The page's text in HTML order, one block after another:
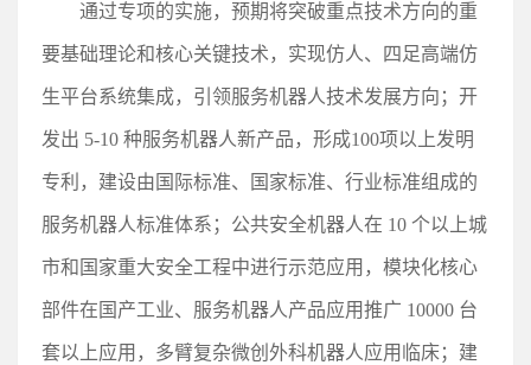
通过专项的实施，预期将突破重点技术方向的重
要基础理论和核心关键技术，实现仿人、四足高端仿
生平台系统集成，引领服务机器人技术发展方向；开
发出 5-10 种服务机器人新产品，形成100项以上发明
专利，建设由国际标准、国家标准、行业标准组成的
服务机器人标准体系；公共安全机器人在 10 个以上城
市和国家重大安全工程中进行示范应用，模块化核心
部件在国产工业、服务机器人产品应用推广 10000 台
套以上应用，多臂复杂微创外科机器人应用临床；建